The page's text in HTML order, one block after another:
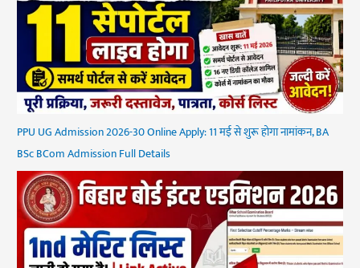
PPU UG Admission 2026-30 Online Apply: 11 मई से शुरू होगा नामांकन, BA
BSc BCom Admission Full Details